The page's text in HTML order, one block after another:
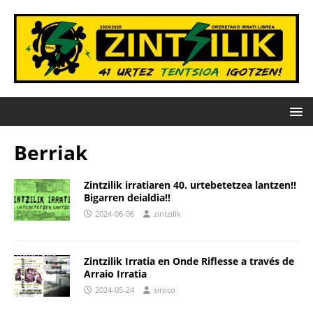
Berriak
Zintzilik irratiaren 40. urtebetetzea lantzen!!
Bigarren deialdia!!
2024-06-06 zintzilik
Zintzilik Irratia en Onde Riflesse a través de
Arraio Irratia
2024-05-24 siroco